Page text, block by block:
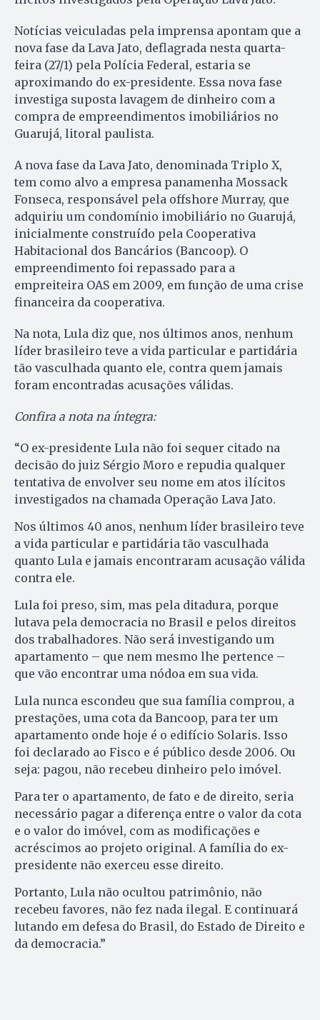
Notícias veiculadas pela imprensa apontam que a
nova fase da Lava Jato, deflagrada nesta quarta-
feira (27/1) pela Polícia Federal, estaria se
aproximando do ex-presidente. Essa nova fase
investiga suposta lavagem de dinheiro com a
compra de empreendimentos imobiliários no
Guarujá, litoral paulista.
A nova fase da Lava Jato, denominada Triplo X,
tem como alvo a empresa panamenha Mossack
Fonseca, responsável pela offshore Murray, que
adquiriu um condomínio imobiliário no Guarujá,
inicialmente construído pela Cooperativa
Habitacional dos Bancários (Bancoop). O
empreendimento foi repassado para a
empreiteira OAS em 2009, em função de uma crise
financeira da cooperativa.
Na nota, Lula diz que, nos últimos anos, nenhum
líder brasileiro teve a vida particular e partidária
tão vasculhada quanto ele, contra quem jamais
foram encontradas acusações válidas.
Confira a nota na íntegra:
“O ex-presidente Lula não foi sequer citado na
decisão do juiz Sérgio Moro e repudia qualquer
tentativa de envolver seu nome em atos ilícitos
investigados na chamada Operação Lava Jato.
Nos últimos 40 anos, nenhum líder brasileiro teve
a vida particular e partidária tão vasculhada
quanto Lula e jamais encontraram acusação válida
contra ele.
Lula foi preso, sim, mas pela ditadura, porque
lutava pela democracia no Brasil e pelos direitos
dos trabalhadores. Não será investigando um
apartamento – que nem mesmo lhe pertence –
que vão encontrar uma nódoa em sua vida.
Lula nunca escondeu que sua família comprou, a
prestações, uma cota da Bancoop, para ter um
apartamento onde hoje é o edifício Solaris. Isso
foi declarado ao Fisco e é público desde 2006. Ou
seja: pagou, não recebeu dinheiro pelo imóvel.
Para ter o apartamento, de fato e de direito, seria
necessário pagar a diferença entre o valor da cota
e o valor do imóvel, com as modificações e
acréscimos ao projeto original. A família do ex-
presidente não exerceu esse direito.
Portanto, Lula não ocultou patrimônio, não
recebeu favores, não fez nada ilegal. E continuará
lutando em defesa do Brasil, do Estado de Direito e
da democracia.”